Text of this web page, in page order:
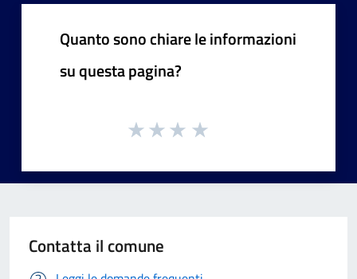
Quanto sono chiare le informazioni
su questa pagina?
Contatta il comune